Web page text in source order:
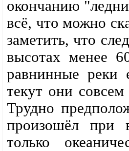
окончанию
всё, что можно
заметить, что
высотах менее
равнинные реки
текут они
Трудно
произошёл при
только